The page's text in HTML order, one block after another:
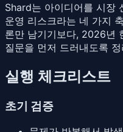
Shard는 아이디어를 시장
운영 리스크라는 네 가지
론만 남기기보다, 2026년
질문을 먼저 드러내도록
실행 체크리스트
초기 검증